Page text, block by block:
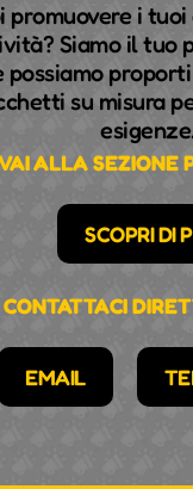
promuovere i
Siamo il tuo
possiamo
su misura
ALLA SEZIONE
SCOPRI DI
CONTATTACI
EMAIL